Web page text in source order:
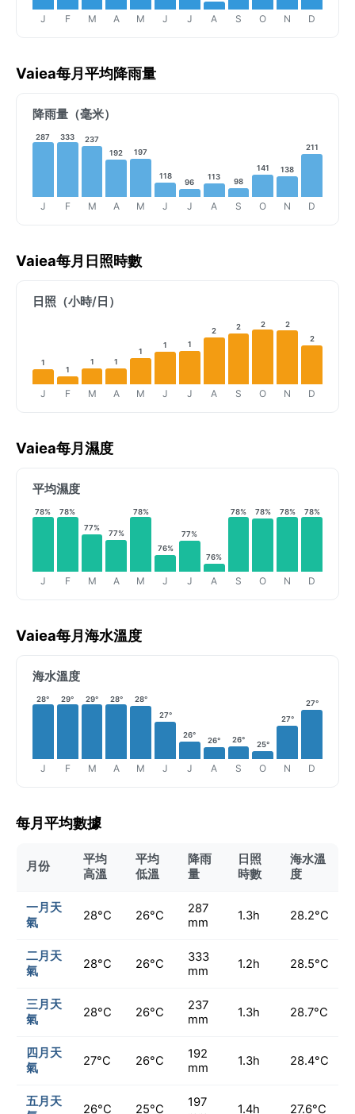
J F M A M J J A S O N D
Vaiea每月平均降雨量
降雨量（毫米）
287
J
333
F
237
M
192
A
197
M
118
J
96
J
113
A
98
S
141
O
138
N
211
D
Vaiea每月日照時數
日照（小時/日）
1
J
1
F
1
M
1
A
1
M
1
J
1
J
2
A
2
S
2
O
2
N
2
D
Vaiea每月濕度
平均濕度
78%
J
78%
F
77%
M
77%
A
78%
M
76%
J
77%
J
76%
A
78%
S
78%
O
78%
N
78%
D
Vaiea每月海水溫度
海水溫度
28°
J
29°
F
29°
M
28°
A
28°
M
27°
J
26°
J
26°
A
26°
S
25°
O
27°
N
27°
D
每月平均數據
月份
平均
高溫
平均
低溫
降雨
量
日照
時數
海水溫
度
一月天
氣
28°C 26°C
287
mm
1.3h 28.2°C
二月天
氣
28°C 26°C
333
mm
1.2h 28.5°C
三月天
氣
28°C 26°C
237
mm
1.3h 28.7°C
四月天
氣
27°C 26°C
192
mm
1.3h 28.4°C
五月天
26°C 25°C
197
1.4h 27.6°C